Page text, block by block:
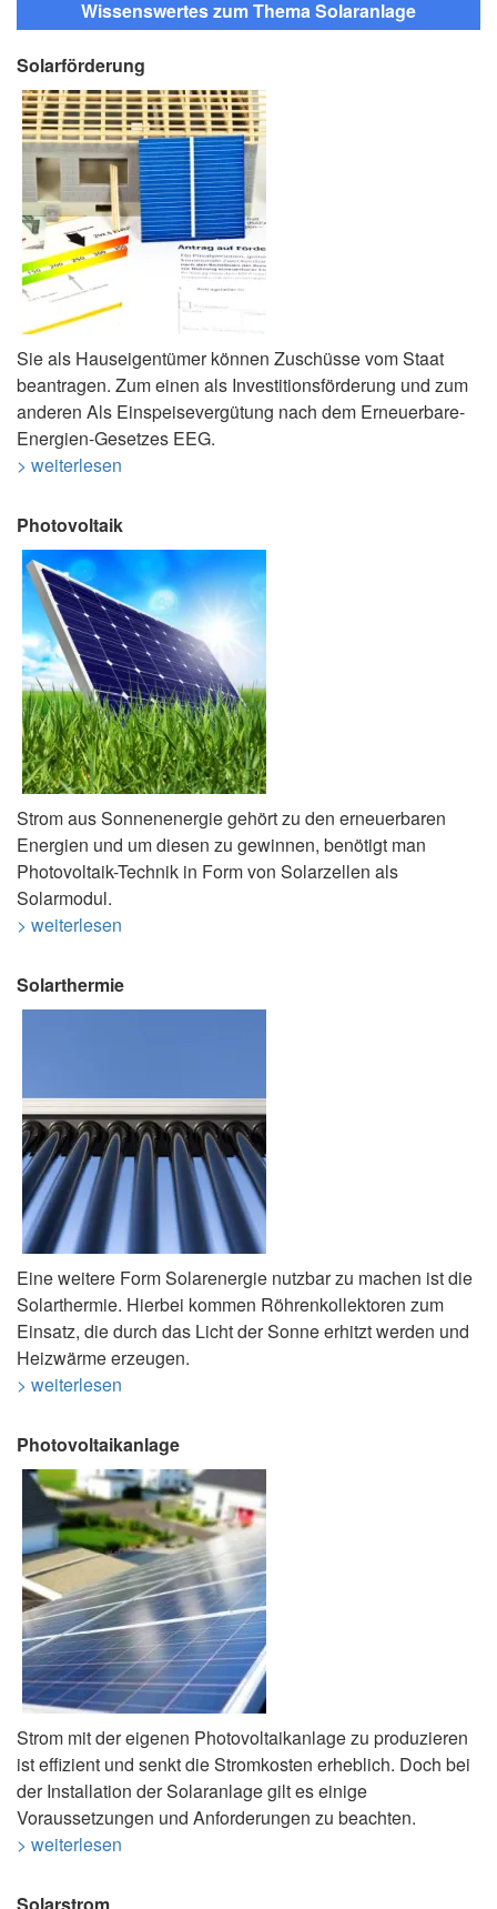
Wissenswertes zum Thema Solaranlage
Solarförderung
Sie als Hauseigentümer können Zuschüsse vom Staat
beantragen. Zum einen als Investitionsförderung und zum
anderen Als Einspeisevergütung nach dem Erneuerbare-
Energien-Gesetzes EEG.
> weiterlesen
Photovoltaik
Strom aus Sonnenenergie gehört zu den erneuerbaren
Energien und um diesen zu gewinnen, benötigt man
Photovoltaik-Technik in Form von Solarzellen als
Solarmodul.
> weiterlesen
Solarthermie
Eine weitere Form Solarenergie nutzbar zu machen ist die
Solarthermie. Hierbei kommen Röhrenkollektoren zum
Einsatz, die durch das Licht der Sonne erhitzt werden und
Heizwärme erzeugen.
> weiterlesen
Photovoltaikanlage
Strom mit der eigenen Photovoltaikanlage zu produzieren
ist effizient und senkt die Stromkosten erheblich. Doch bei
der Installation der Solaranlage gilt es einige
Voraussetzungen und Anforderungen zu beachten.
> weiterlesen